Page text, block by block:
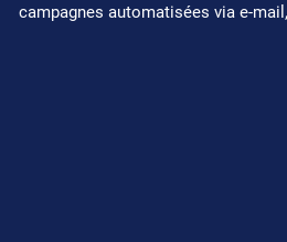
campagnes automatisées via e-